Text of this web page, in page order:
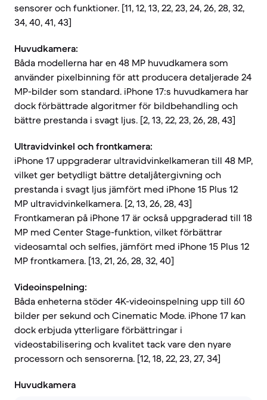
sensorer och funktioner. [11, 12, 13, 22, 23, 24, 26, 28, 32,
34, 40, 41, 43]
Huvudkamera:
Båda modellerna har en 48 MP huvudkamera som
använder pixelbinning för att producera detaljerade 24
MP-bilder som standard. iPhone 17:s huvudkamera har
dock förbättrade algoritmer för bildbehandling och
bättre prestanda i svagt ljus. [2, 13, 22, 23, 26, 28, 43]
Ultravidvinkel och frontkamera:
iPhone 17 uppgraderar ultravidvinkelkameran till 48 MP,
vilket ger betydligt bättre detaljåtergivning och
prestanda i svagt ljus jämfört med iPhone 15 Plus 12
MP ultravidvinkelkamera. [2, 13, 26, 28, 43]
Frontkameran på iPhone 17 är också uppgraderad till 18
MP med Center Stage-funktion, vilket förbättrar
videosamtal och selfies, jämfört med iPhone 15 Plus 12
MP frontkamera. [13, 21, 26, 28, 32, 40]
Videoinspelning:
Båda enheterna stöder 4K-videoinspelning upp till 60
bilder per sekund och Cinematic Mode. iPhone 17 kan
dock erbjuda ytterligare förbättringar i
videostabilisering och kvalitet tack vare den nyare
processorn och sensorerna. [12, 18, 22, 23, 27, 34]
Huvudkamera